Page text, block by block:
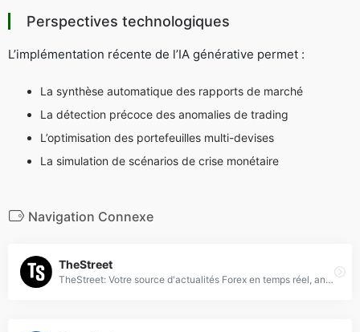
Perspectives technologiques
L’implémentation récente de l’IA générative permet :
La synthèse automatique des rapports de marché
La détection précoce des anomalies de trading
L’optimisation des portefeuilles multi-devises
La simulation de scénarios de crise monétaire
Navigation Connexe
TheStreet
TheStreet: Votre source d'actualités Forex en temps réel, analyses de marchés et conseils d'experts pour trader avec succès.